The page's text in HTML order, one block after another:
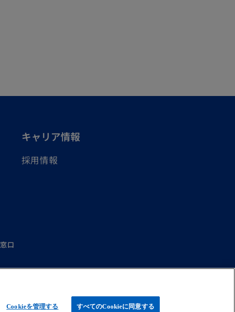
キャリア情報
採用情報
口
limited by guarantee. All rights reserved. © 2026 KPMG
organization of independent member firms
Cookieを管理する すべてのCookieに同意する